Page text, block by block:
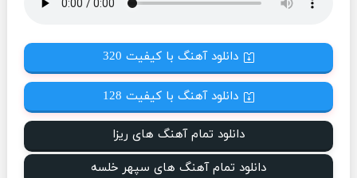
دانلود آهنگ با کیفیت 320
دانلود آهنگ با کیفیت 128
دانلود تمام آهنگ های ریزا
دانلود تمام آهنگ های سپهر خلسه